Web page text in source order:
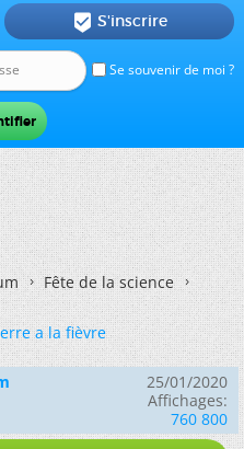
Se souvenir de moi ?
 S'inscrire
Fête de la science
a la fièvre
25/01/2020
Affichages:
760 800